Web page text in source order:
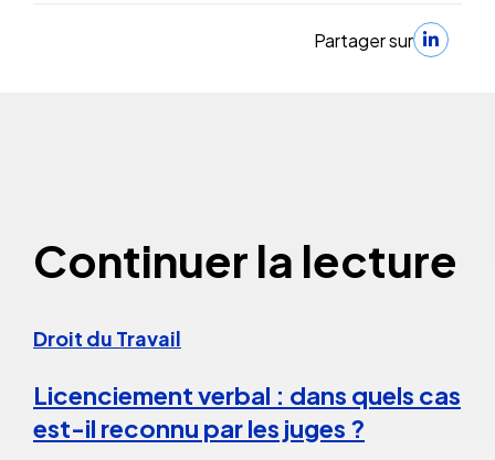
Partager sur
Continuer la lecture
Droit du Travail
Licenciement verbal : dans quels cas
est-il reconnu par les juges ?